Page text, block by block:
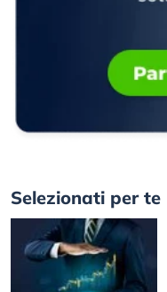
Selezionati per te